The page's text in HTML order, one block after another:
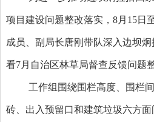
项目建设问题整改落实，8月15日
成员、副局长唐刚带队深入边坝
看7月自治区林草局督查反馈问题
工作组围绕围栏高度、围栏
砖、出入预留口和建筑垃圾六方